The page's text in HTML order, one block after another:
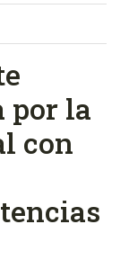
por la
con